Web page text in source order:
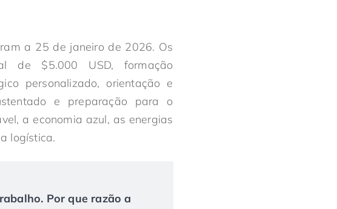
a 25 de janeiro de 2026. Os
de $5.000 USD, formação
personalizado, orientação e
e preparação para o
a economia azul, as energias
logística.
Por que razão a